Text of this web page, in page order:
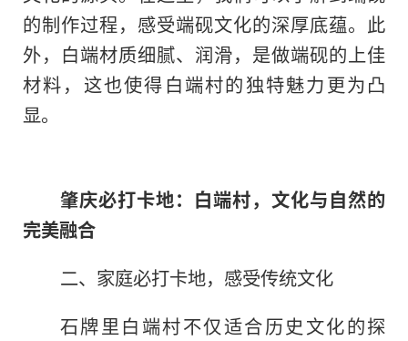
的制作过程，感受端砚文化的深厚底蕴。此
外，白端材质细腻、润滑，是做端砚的上佳
材料，这也使得白端村的独特魅力更为凸
显。
肇庆必打卡地：白端村，文化与自然的
完美融合
二、家庭必打卡地，感受传统文化
石牌里白端村不仅适合历史文化的探